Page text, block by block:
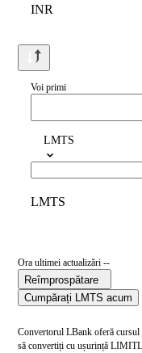
INR
Voi primi
LMTS
LMTS
Ora ultimei actualizări --
Reîmprospătare
Cumpărați LMTS acum
Convertorul LBank oferă
să convertiți cu ușurință